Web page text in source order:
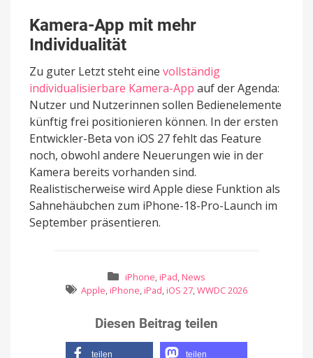
Kamera-App mit mehr
Individualität
Zu guter Letzt steht eine vollständig
individualisierbare Kamera-App auf der Agenda:
Nutzer und Nutzerinnen sollen Bedienelemente
künftig frei positionieren können. In der ersten
Entwickler-Beta von iOS 27 fehlt das Feature
noch, obwohl andere Neuerungen wie in der
Kamera bereits vorhanden sind.
Realistischerweise wird Apple diese Funktion als
Sahnehäubchen zum iPhone-18-Pro-Launch im
September präsentieren.
iPhone, iPad, News
Apple, iPhone, iPad, iOS 27,WWDC 2026
Diesen Beitrag teilen
teilen teilen